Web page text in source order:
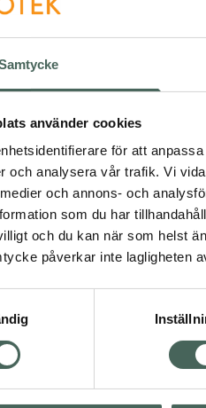
använder cookies
för att
och analysera vår trafik. Vi
och annons- och
som du har
och du kan när som helst
påverkar inte lagligheten
hittar oss från Skåne i syd
och på datorn.
att hjälpa just dig